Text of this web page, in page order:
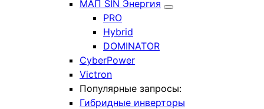
МАП SIN Энергия
PRO
Hybrid
DOMINATOR
CyberPower
Victron
Популярные запросы:
Гибридные инверторы